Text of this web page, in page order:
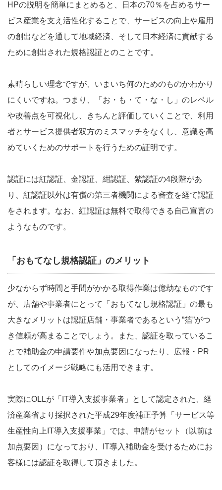
HPの説明を簡単にまとめると、日本の70％を占めるサー
ビス産業を支え活性化することで、サービスの向上や雇用
の創出などを通して地域経済、そして日本経済に貢献する
ために創出された規格認証とのことです。
素晴らしい理念ですが、いまいち何のためのものかわかり
にくいですね。つまり、「お・も・て・な・し」のレベル
や改善点を可視化し、きちんと評価していくことで、利用
者とサービス提供者双方のミスマッチをなくし、意識を高
めていくためのサポートを行うための証明です。
認証には紅認証、金認証、紺認証、紫認証の4段階があ
り、紅認証以外は有償の第三者機関による審査を経て認証
をされます。なお、紅認証は無料で取得できる自己宣言の
ようなものです。
「おもてなし規格認証」のメリット
少なからず時間と手間がかかる取得作業は億劫なものです
が、店舗や事業者にとって「おもてなし規格認証」の最も
大きなメリットは認証店舗・事業者であるという”箔”がつ
き信頼が高まることでしょう。また、認証を取っているこ
とで補助金の申請要件や加点要因になったり、広報・PR
としてのイメージ戦略にも活用できます。
実際にOLLが「IT導入支援事業者」として認定された、経
済産業省より採択された平成29年度補正予算「サービス等
生産性向上IT導入支援事業」では、申請がセット（以前は
加点要因）になっており、IT導入補助金を受けるためにお
客様には認証を取得して頂きました。